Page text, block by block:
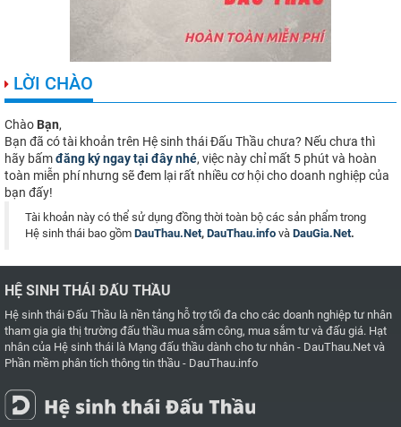
LỜI CHÀO
Chào Bạn,
Bạn đã có tài khoản trên Hệ sinh thái Đấu Thầu chưa? Nếu chưa thì
hãy bấmđăng ký ngay tại đây nhé, việc này chỉ mất 5 phút và hoàn
toàn miễn phí nhưng sẽ đem lại rất nhiều cơ hội cho doanh nghiệp của
bạn đấy!
Tài khoản này có thể sử dụng đồng thời toàn bộ các sản phẩm trong
Hệ sinh thái bao gồm DauThau.Net, DauThau.info và DauGia.Net.
HỆ SINH THÁI ĐẤU THẦU
Hệ sinh thái Đấu Thầu là nền tảng hỗ trợ tối đa cho các doanh nghiệp tư nhân
tham gia gia thị trường đấu thầu mua sắm công, mua sắm tư và đấu giá. Hạt
nhân của Hệ sinh thái là Mạng đấu thầu dành cho tư nhân - DauThau.Net và
Phần mềm phân tích thông tin thầu - DauThau.info